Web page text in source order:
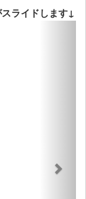
ライドします↓